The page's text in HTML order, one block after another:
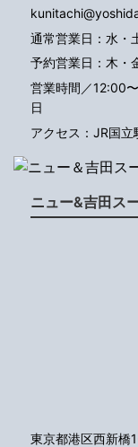
通常営業日：水・
予約営業日：木・
営業時間／12:00
日
アクセス：JR国
ニュー&吉田ス
東京都港区西新橋